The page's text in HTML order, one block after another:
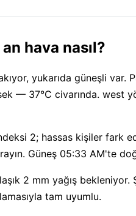
hava nasıl?
yukarıda güneşli var.
— 37°C civarında. west
2; hassas kişiler fark
Güneş 05:33 AM'te
2 mm yağış
tam uyumlu.